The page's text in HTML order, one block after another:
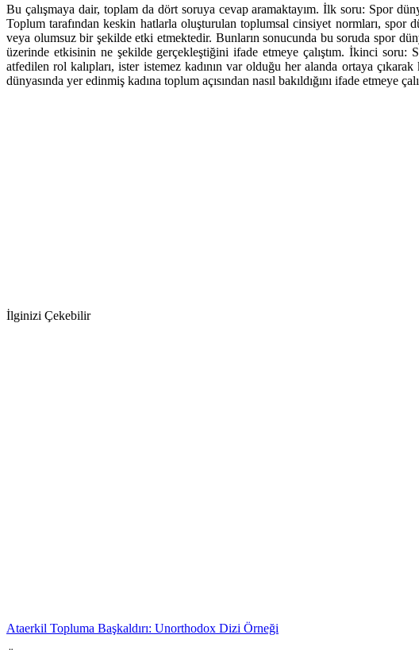
Bu çalışmaya dair, toplam da dört soruya cevap aramaktayım. İlk soru: Spor
Toplum tarafından keskin hatlarla oluşturulan toplumsal cinsiyet normları, spor
veya olumsuz bir şekilde etki etmektedir. Bunların sonucunda bu soruda spor
üzerinde etkisinin ne şekilde gerçekleştiğini ifade etmeye çalıştım. İkinci soru:
atfedilen rol kalıpları, ister istemez kadının var olduğu her alanda ortaya
dünyasında yer edinmiş kadına toplum açısından nasıl bakıldığını ifade etmeye
İlginizi Çekebilir
Ataerkil Topluma Başkaldırı: Unorthodox Dizi Örneği